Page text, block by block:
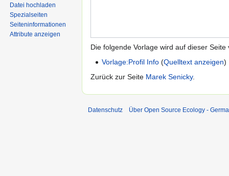
Die folgende Vorlage wird auf dieser Seite
Vorlage:Profil Info (Quelltext anzeigen)
Zurück zur Seite Marek Senicky.
Datei hochladen
Spezialseiten
Seiten­informationen
Attribute anzeigen
Datenschutz Über Open Source Ecology -